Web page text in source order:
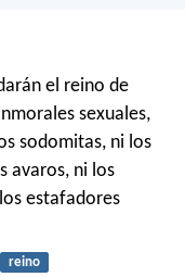
el reino de
sexuales,
sodomitas, ni los
avaros, ni los
estafadores
reino